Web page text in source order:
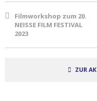
Filmworkshop zum 20.
NEISSE FILM FESTIVAL
2023
ZUR